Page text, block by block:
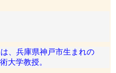
、兵庫県神戸市生まれの
大学教授。